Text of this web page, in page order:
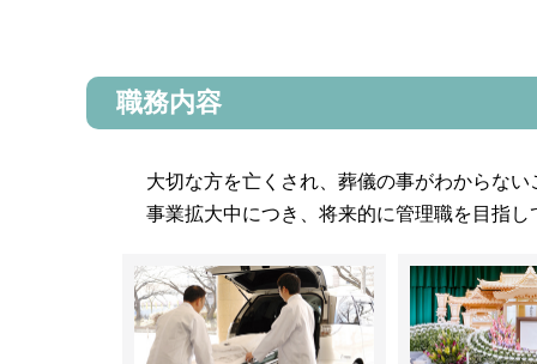
職務内容
大切な方を亡くされ、葬儀の事がわからな
事業拡大中につき、将来的に管理職を目指